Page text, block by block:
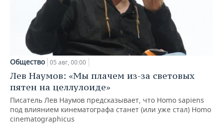
Общество 05 авг, 00:00
Лев Наумов: «Мы плачем из-за световых
пятен на целлулоиде»
Писатель Лев Наумов предсказывает, что Homo sapiens
под влиянием кинематографа станет (или уже стал) Homo
cinematographicus